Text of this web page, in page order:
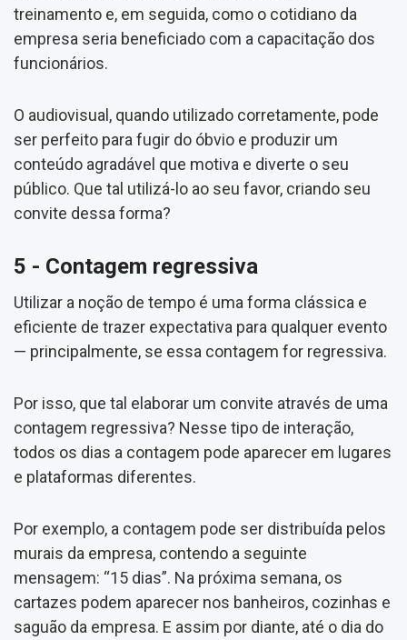
treinamento e, em seguida, como o cotidiano da
empresa seria beneficiado com a capacitação dos
funcionários.
O audiovisual, quando utilizado corretamente, pode
ser perfeito para fugir do óbvio e produzir um
conteúdo agradável que motiva e diverte o seu
público. Que tal utilizá-lo ao seu favor, criando seu
convite dessa forma?
5 - Contagem regressiva
Utilizar a noção de tempo é uma forma clássica e
eficiente de trazer expectativa para qualquer evento
— principalmente, se essa contagem for regressiva.
Por isso, que tal elaborar um convite através de uma
contagem regressiva? Nesse tipo de interação,
todos os dias a contagem pode aparecer em lugares
e plataformas diferentes.
Por exemplo, a contagem pode ser distribuída pelos
murais da empresa, contendo a seguinte
mensagem: “15 dias”. Na próxima semana, os
cartazes podem aparecer nos banheiros, cozinhas e
saguão da empresa. E assim por diante, até o dia do